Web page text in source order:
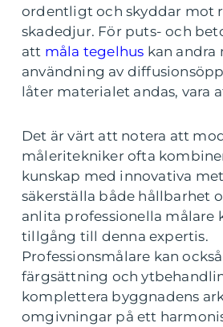
ordentligt och skyddar mot
skadedjur. För puts- och
att måla tegelhus kan andra
användning av
låter materialet andas, vara
Det är värt att notera att
måleritekniker ofta
kunskap med innovativa
säkerställa både hållbarhet
anlita professionella målare
tillgång till denna expertis.
Professionsmålare kan
färgsättning och
komplettera byggnadens
omgivningar på ett